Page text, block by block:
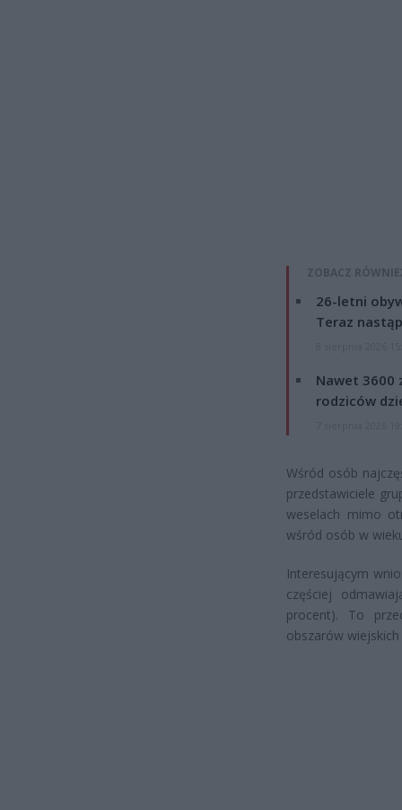
ZOBACZ
26-letni
Teraz
Nawet 3600
rodziców
Wśród osób
przedstawiciele
weselach mimo
wśród osób w
Interesującym
częściej
procent). To
obszarów